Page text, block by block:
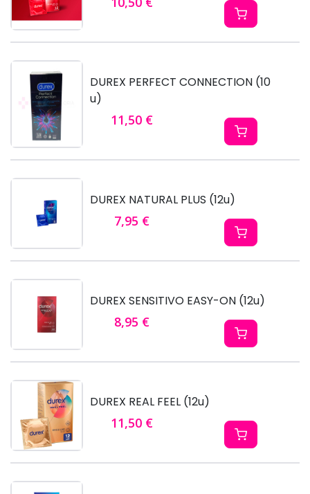
DUREX PERFECT CONNECTION (10
u)
11,50 €
DUREX NATURAL PLUS (12u)
7,95 €
DUREX SENSITIVO EASY-ON (12u)
8,95 €
DUREX REAL FEEL (12u)
11,50 €